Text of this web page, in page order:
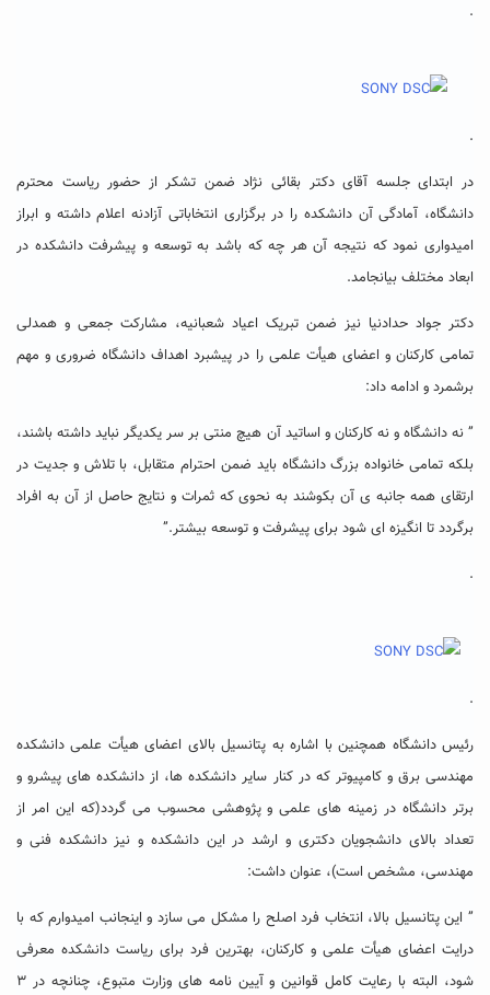
.
.
در ابتدای جلسه آقای دکتر بقائی نژاد ضمن تشکر از حضور ریاست محترم
دانشگاه، آمادگی آن دانشکده را در برگزاری انتخاباتی آزادنه اعلام داشته و ابراز
امیدواری نمود که نتیجه آن هر چه که باشد به توسعه و پیشرفت دانشکده در
ابعاد مختلف بیانجامد.
دکتر جواد حدادنیا نیز ضمن تبریک اعیاد شعبانیه، مشارکت جمعی و همدلی
تمامی کارکنان و اعضای هیأت علمی را در پیشبرد اهداف دانشگاه ضروری و مهم
برشمرد و ادامه داد:
” نه دانشگاه و نه کارکنان و اساتید آن هیچ منتی بر سر یکدیگر نباید داشته باشند،
بلکه تمامی خانواده بزرگ دانشگاه باید ضمن احترام متقابل، با تلاش و جدیت در
ارتقای همه جانبه ی آن بکوشند به نحوی که ثمرات و نتایج حاصل از آن به افراد
برگردد تا انگیزه ای شود برای پیشرفت و توسعه بیشتر.”
.
.
رئیس دانشگاه همچنین با اشاره به پتانسیل بالای اعضای هیأت علمی دانشکده
مهندسی برق و کامپیوتر که در کنار سایر دانشکده ها، از دانشکده های پیشرو و
برتر دانشگاه در زمینه های علمی و پژوهشی محسوب می گردد(که این امر از
تعداد بالای دانشجویان دکتری و ارشد در این دانشکده و نیز دانشکده فنی و
مهندسی، مشخص است)، عنوان داشت:
” این پتانسیل بالا، انتخاب فرد اصلح را مشکل می سازد و اینجانب امیدوارم که با
درایت اعضای هیأت علمی و کارکنان، بهترین فرد برای ریاست دانشکده معرفی
شود، البته با رعایت کامل قوانین و آیین نامه های وزارت متبوع، چنانچه در ۳